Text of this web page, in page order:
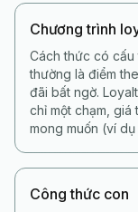
Chương trình
Cách thức có
thường là điểm
đãi bất ngờ.
chỉ một chạm,
mong muốn (ví
Công thức con